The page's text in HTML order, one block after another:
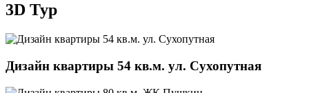
3D Тур
Дизайн квартиры 54 кв.м. ул. Сухопутная